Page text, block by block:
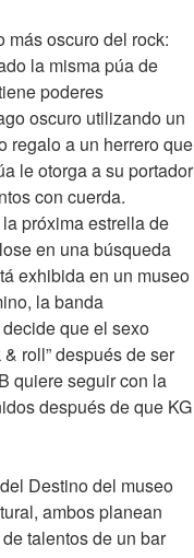
más oscuro del rock:
la misma púa de
poderes
oscuro utilizando un
regalo a un herrero que
le otorga a su portador
con cuerda.
próxima estrella de
en una búsqueda
exhibida en un museo
la banda
que el sexo
roll” después de ser
quiere seguir con la
después de que KG
Destino del museo
ambos planean
talentos de un bar